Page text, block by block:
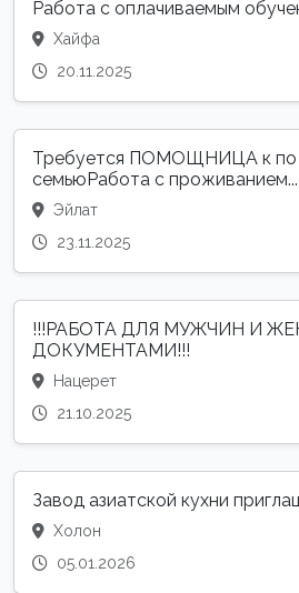
Работа с оплачиваемым
Хайфа
20.11.2025
Требуется ПОМОЩНИЦА к по
семьюРабота с проживанием...
Эйлат
23.11.2025
!!!РАБОТА ДЛЯ МУЖЧИН И
ДОКУМЕНТАМИ!!!
Нацерет
21.10.2025
Завод азиатской кухни
Холон
05.01.2026